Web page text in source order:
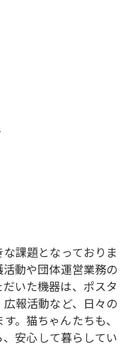
課題となっておりま
動や団体運営業務の
いた機器は、ポスタ
報活動など、日々の
。猫ちゃんたちも、
安心して暮らしてい